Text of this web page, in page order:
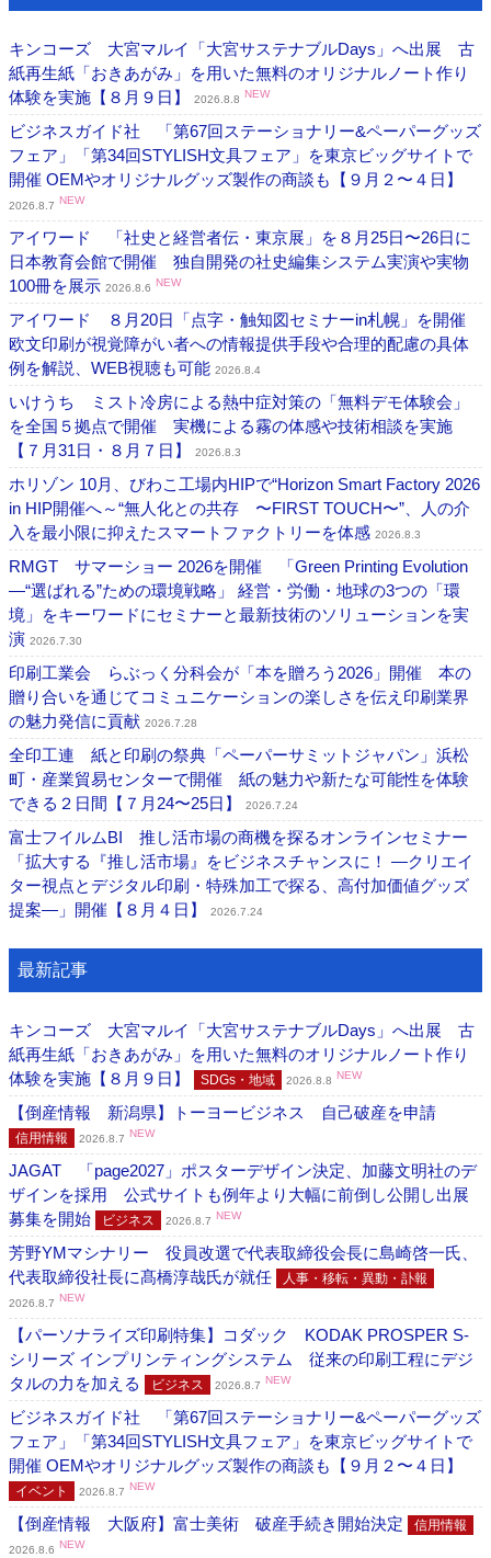
キンコーズ 大宮マルイ「大宮サステナブルDays」へ出展 古
紙再生紙「おきあがみ」を用いた無料のオリジナルノート作り
体験を実施【８月９日】
2026.8.8 NEW
ビジネスガイド社 「第67回ステーショナリー&ペーパーグッズ
フェア」「第34回STYLISH文具フェア」を東京ビッグサイトで
開催 OEMやオリジナルグッズ製作の商談も【９月２〜４日】
2026.8.7 NEW
アイワード 「社史と経営者伝・東京展」を８月25日〜26日に
日本教育会館で開催 独自開発の社史編集システム実演や実物
100冊を展示 2026.8.6 NEW
アイワード ８月20日「点字・触知図セミナーin札幌」を開催
欧文印刷が視覚障がい者への情報提供手段や合理的配慮の具体
例を解説、WEB視聴も可能 2026.8.4
いけうち ミスト冷房による熱中症対策の「無料デモ体験会」
を全国５拠点で開催 実機による霧の体感や技術相談を実施
【７月31日・８月７日】
2026.8.3
ホリゾン 10月、びわこ工場内HIPで“Horizon Smart Factory 2026
in HIP開催へ～“無人化との共存 〜FIRST TOUCH〜”、人の介
入を最小限に抑えたスマートファクトリーを体感 2026.8.3
RMGT サマーショー 2026を開催 「Green Printing Evolution
―“選ばれる”ための環境戦略」 経営・労働・地球の3つの「環
境」をキーワードにセミナーと最新技術のソリューションを実
演 2026.7.30
印刷工業会 らぶっく分科会が「本を贈ろう2026」開催 本の
贈り合いを通じてコミュニケーションの楽しさを伝え印刷業界
の魅力発信に貢献 2026.7.28
全印工連 紙と印刷の祭典「ペーパーサミットジャパン」浜松
町・産業貿易センターで開催 紙の魅力や新たな可能性を体験
できる２日間【７月24〜25日】
2026.7.24
富士フイルムBI 推し活市場の商機を探るオンラインセミナー
「拡大する『推し活市場』をビジネスチャンスに！ ―クリエイ
ター視点とデジタル印刷・特殊加工で探る、高付加価値グッズ
提案―」開催【８月４日】
2026.7.24
最新記事
キンコーズ 大宮マルイ「大宮サステナブルDays」へ出展 古
紙再生紙「おきあがみ」を用いた無料のオリジナルノート作り
体験を実施【８月９日】
SDGs・地域 2026.8.8 NEW
【倒産情報 新潟県】トーヨービジネス 自己破産を申請
信用情報 2026.8.7 NEW
JAGAT 「page2027」ポスターデザイン決定、加藤文明社のデ
ザインを採用 公式サイトも例年より大幅に前倒し公開し出展
募集を開始
ビジネス 2026.8.7 NEW
芳野YMマシナリー 役員改選で代表取締役会長に島崎啓一氏、
代表取締役社長に髙橋淳哉氏が就任
人事・移転・異動・訃報
2026.8.7 NEW
【パーソナライズ印刷特集】コダック KODAK PROSPER S-
シリーズ インプリンティングシステム 従来の印刷工程にデジ
タルの力を加える
ビジネス 2026.8.7 NEW
ビジネスガイド社 「第67回ステーショナリー&ペーパーグッズ
フェア」「第34回STYLISH文具フェア」を東京ビッグサイトで
開催 OEMやオリジナルグッズ製作の商談も【９月２〜４日】
イベント 2026.8.7 NEW
【倒産情報 大阪府】富士美術 破産手続き開始決定 信用情報
2026.8.6 NEW